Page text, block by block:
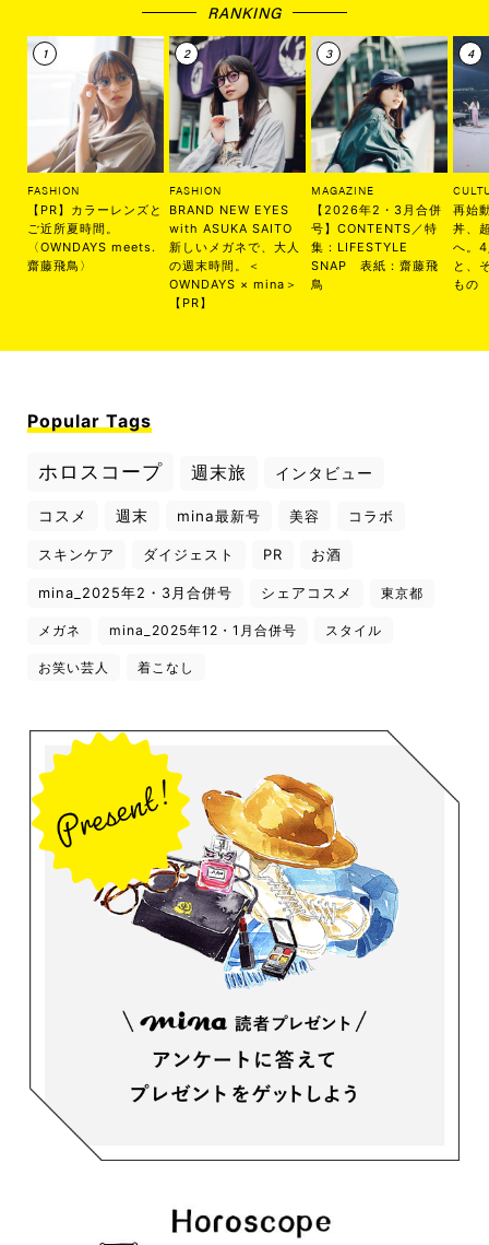
RANKING
FASHION
【PR】カラーレンズと
ご近所夏時間。
〈OWNDAYS meets.
齋藤飛鳥〉
FASHION
BRAND NEW EYES
with ASUKA SAITO
新しいメガネで、大人
の週末時間。＜
OWNDAYS × mina＞
【PR】
MAGAZINE
【2026年2・3月合併
号】CONTENTS／特
集：LIFESTYLE
SNAP 表紙：齋藤飛
鳥
再始
丼、
へ。
と、
もの
Popular Tags
ホロスコープ 週末旅 インタビュー
コスメ 週末 mina最新号 美容 コラボ
スキンケア ダイジェスト PR お酒
mina_2025年2・3月合併号 シェアコスメ 東京都
メガネ mina_2025年12・1月合併号 スタイル
お笑い芸人 着こなし